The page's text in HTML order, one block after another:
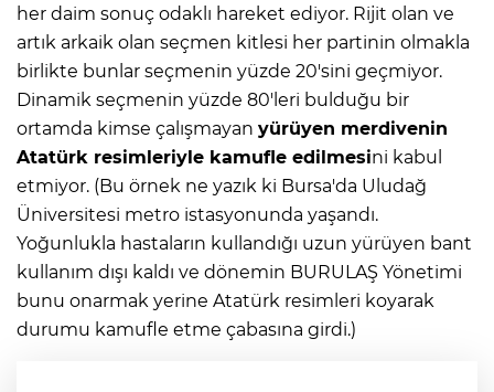
her daim sonuç odaklı hareket ediyor. Rijit olan ve
artık arkaik olan seçmen kitlesi her partinin olmakla
birlikte bunlar seçmenin yüzde 20'sini geçmiyor.
Dinamik seçmenin yüzde 80'leri bulduğu bir
ortamda kimse çalışmayan yürüyen merdivenin
Atatürk resimleriyle kamufle edilmesini kabul
etmiyor. (Bu örnek ne yazık ki Bursa'da Uludağ
Üniversitesi metro istasyonunda yaşandı.
Yoğunlukla hastaların kullandığı uzun yürüyen bant
kullanım dışı kaldı ve dönemin BURULAŞ Yönetimi
bunu onarmak yerine Atatürk resimleri koyarak
durumu kamufle etme çabasına girdi.)